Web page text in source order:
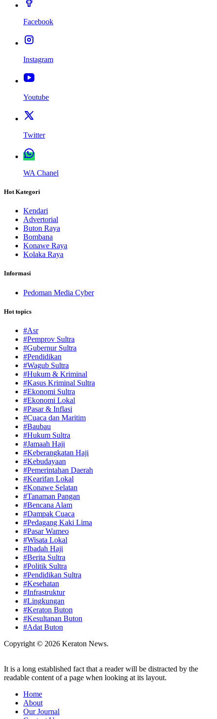
Facebook
Instagram
Youtube
Twitter
WA Chanel
Hot Kategori
Kendari
Advertorial
Buton Raya
Bombana
Konawe Raya
Kolaka Raya
Informasi
Pedoman Media Cyber
Hot topics
#Asr
#Pemprov Sultra
#Gubernur Sultra
#Pendidikan
#Wagub Sultra
#Hukum & Kriminal
#Kasus Kriminal Sultra
#Ekonomi Sultra
#Ekonomi Lokal
#Pasar & Inflasi
#Cuaca dan Maritim
#Baubau
#Hukum Sultra
#Jamaah Haji
#Keberangkatan Haji
#Kebudayaan
#Pemerintahan Daerah
#Kearifan Lokal
#Konawe Selatan
#Tanaman Pangan
#Bencana Alam
#Dampak Cuaca
#Pedagang Kaki Lima
#Pasar Wameo
#Wisata Lokal
#Ibadah Haji
#Berita Sultra
#Politik Sultra
#Pendidikan Sultra
#Kesehatan
#Infrastruktur
#Lingkungan
#Keraton Buton
#Kesultanan Buton
#Adat Buton
Copyright © 2026 Keraton News.
It is a long established fact that a reader will be distracted by the
readable content of a page when looking at its layout.
Home
About
Our Journal